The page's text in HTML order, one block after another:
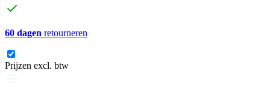
60 dagen retourneren
Prijzen excl. btw